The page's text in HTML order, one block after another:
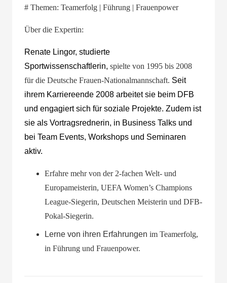
# Themen: Teamerfolg | Führung | Frauenpower
Über die Expertin:
Renate Lingor, studierte
Sportwissenschaftlerin, spielte von 1995 bis 2008
für die Deutsche Frauen-Nationalmannschaft. Seit
ihrem Karriereende 2008 arbeitet sie beim DFB
und engagiert sich für soziale Projekte. Zudem ist
sie als Vortragsrednerin, in Business Talks und
bei Team Events, Workshops und Seminaren
aktiv.
Erfahre mehr von der 2-fachen Welt- und
Europameisterin, UEFA Women’s Champions
League-Siegerin, Deutschen Meisterin und DFB-
Pokal-Siegerin.
Lerne von ihren Erfahrungen im Teamerfolg,
in Führung und Frauenpower.